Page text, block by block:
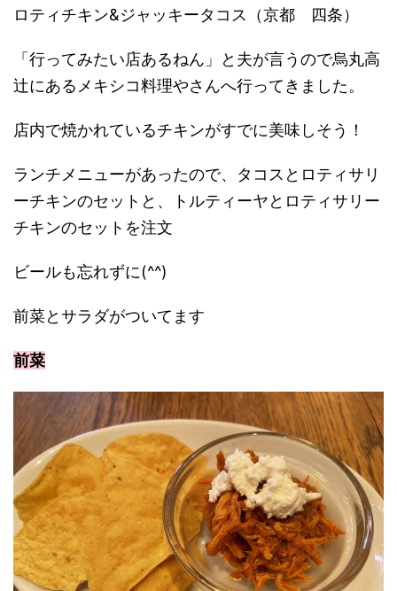
ロティチキン&ジャッキータコス（京都 四条）
「行ってみたい店あるねん」と夫が言うので烏丸高
辻にあるメキシコ料理やさんへ行ってきました。
店内で焼かれているチキンがすでに美味しそう！
ランチメニューがあったので、タコスとロティサリ
ーチキンのセットと、トルティーヤとロティサリー
チキンのセットを注文
ビールも忘れずに(^^)
前菜とサラダがついてます
前菜